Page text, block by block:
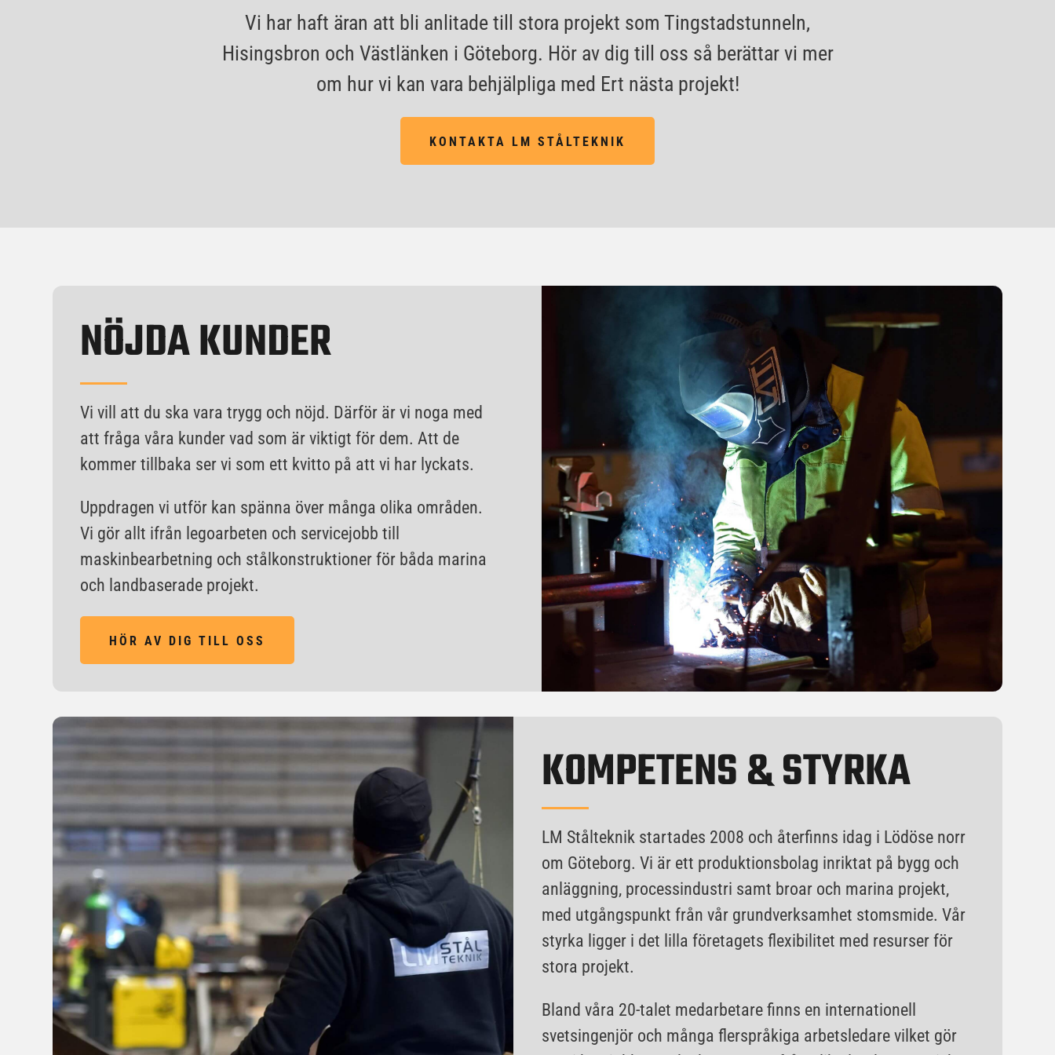
Vi har haft äran att bli anlitade till stora projekt som Tingstadstunneln,
Hisingsbron och Västlänken i Göteborg. Hör av dig till oss så berättar vi mer
om hur vi kan vara behjälpliga med Ert nästa projekt!
KONTAKTA LM STÅLTEKNIK
NÖJDA KUNDER
Vi vill att du ska vara trygg och nöjd. Därför är vi noga med
att fråga våra kunder vad som är viktigt för dem. Att de
kommer tillbaka ser vi som ett kvitto på att vi har lyckats.
Uppdragen vi utför kan spänna över många olika områden.
Vi gör allt ifrån legoarbeten och servicejobb till
maskinbearbetning och stålkonstruktioner för båda marina
och landbaserade projekt.
HÖR AV DIG TILL OSS
KOMPETENS & STYRKA
LM Stålteknik startades 2008 och återfinns idag i Lödöse norr
om Göteborg. Vi är ett produktionsbolag inriktat på bygg och
anläggning, processindustri samt broar och marina projekt,
med utgångspunkt från vår grundverksamhet stomsmide. Vår
styrka ligger i det lilla företagets flexibilitet med resurser för
stora projekt.
Bland våra 20-talet medarbetare finns en internationell
svetsingenjör och många flerspråkiga arbetsledare vilket gör